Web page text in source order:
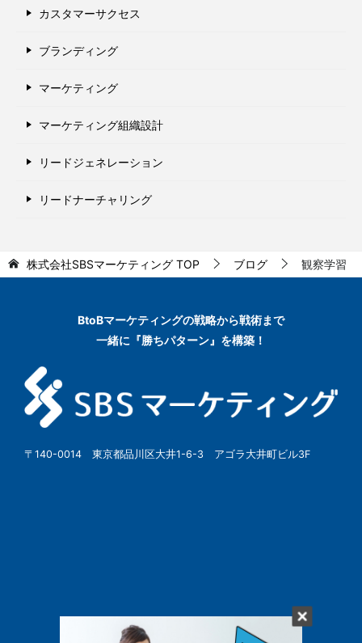
カスタマーサクセス
ブランディング
マーケティング
マーケティング組織設計
リードジェネレーション
リードナーチャリング
株式会社SBSマーケティング TOP ブログ 観察学習
BtoBマーケティングの戦略から戦術まで
一緒に『勝ちパターン』を構築！
〒140-0014 東京都品川区大井1-6-3 アゴラ大井町ビル3F